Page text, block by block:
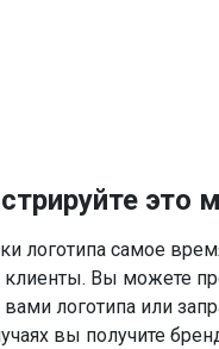
это
логотипа самое
клиенты. Вы можете
вами логотипа или
вы получите
Design
Access